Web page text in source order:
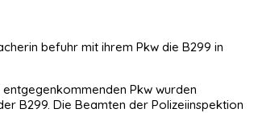
befuhr mit ihrem Pkw die B299 in
Pkw wurden
B299. Die Beamten der Polizeiinspektion